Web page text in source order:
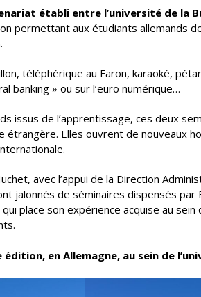
établi entre l’université de la
permettant aux étudiants allemands
téléphérique au Faron, karaoké,
banking » ou sur l’euro numérique…
issus de l’apprentissage, ces deux
étrangère. Elles ouvrent de nouveaux
avec l’appui de la Direction
jalonnés de séminaires dispensés par
place son expérience acquise au
en Allemagne, au sein de